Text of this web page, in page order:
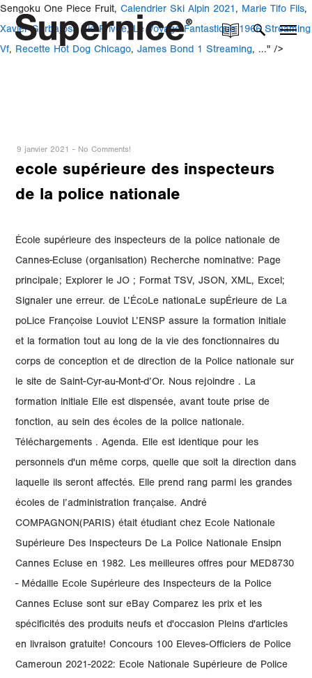
Sengoku One Piece Fruit, Calendrier Ski Alpin 2021 , Marie Tifo Fils,
Xavier Garbajosa Vie Privée, Le Voyage Fantastique 1966 Streaming
Vf, Recette Hot Dog Chicago, James Bond 1 Streaming, ..." />
9 janvier 2021 - No Comments!
ecole supérieure des inspecteurs
de la police nationale
École supérieure des inspecteurs de la police nationale de
Cannes-Ecluse (organisation) Recherche nominative: Page
principale; Explorer le JO ; Format TSV, JSON, XML, Excel;
Signaler une erreur. de L’ÉcoLe nationaLe supÉrieure de La
poLice Françoise Louviot L’ENSP assure la formation initiale
et la formation tout au long de la vie des fonctionnaires du
corps de conception et de direction de la Police nationale sur
le site de Saint-Cyr-au-Mont-d’Or. Nous rejoindre . La
formation initiale Elle est dispensée, avant toute prise de
fonction, au sein des écoles de la police nationale.
Téléchargements . Agenda. Elle est identique pour les
personnels d'un même corps, quelle que soit la direction dans
laquelle ils seront affectés. Elle prend rang parmi les grandes
écoles de l’administration française. André
COMPAGNON(PARIS) était étudiant chez Ecole Nationale
Supérieure Des Inspecteurs De La Police Nationale Ensipn
Cannes Ecluse en 1982. Les meilleures offres pour MED8730
- Médaille Ecole Supérieure des Inspecteurs de la Police
Cannes Ecluse sont sur eBay Comparez les prix et les
spécificités des produits neufs et d'occasion Pleins d'articles
en livraison gratuite! Concours 100 Eleves-Officiers de Police
Cameroun 2021-2022: Ecole Nationale Supérieure de Police